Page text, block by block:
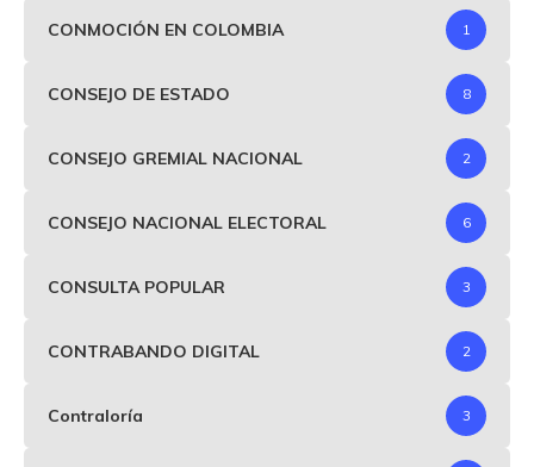
CONMOCIÓN EN COLOMBIA 1
CONSEJO DE ESTADO 8
CONSEJO GREMIAL NACIONAL 2
CONSEJO NACIONAL ELECTORAL 6
CONSULTA POPULAR 3
CONTRABANDO DIGITAL 2
Contraloría 3